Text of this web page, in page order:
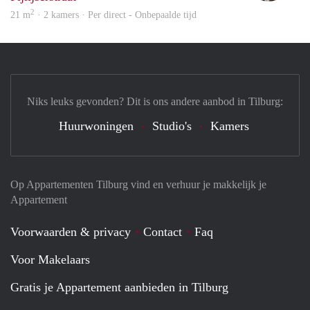
21 m2 · 2 kamers · Per direct - Onbepaalde tijd
Op Appartementen Tilburg vind en verhuur je makkelijk je
Appartement
Voorwaarden & privacy Contact
Faq
Voor Makelaars
Gratis je Appartement aanbieden in Tilburg
Niks leuks gevonden? Dit is ons andere aanbod in Tilburg:
Huurwoningen Studio's Kamers